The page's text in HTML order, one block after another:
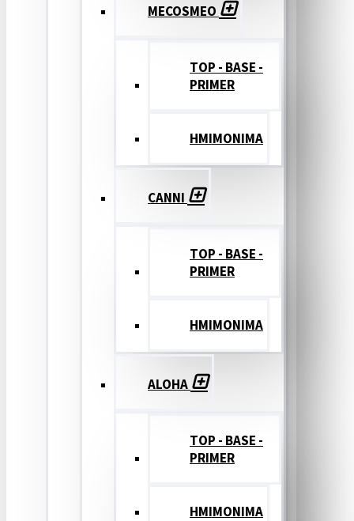
MECOSMEO
TOP - BASE -
PRIMER
ΗΜΙΜΟΝΙΜΑ
CANNI
TOP - BASE -
PRIMER
ΗΜΙΜΟΝΙΜΑ
ALOHA
TOP - BASE -
PRIMER
ΗΜΙΜΟΝΙΜΑ